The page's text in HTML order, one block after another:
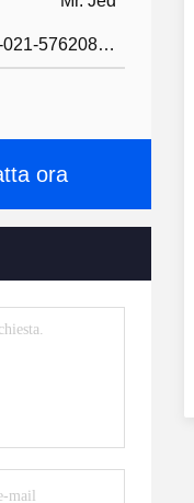
+86-021-57620800
ora